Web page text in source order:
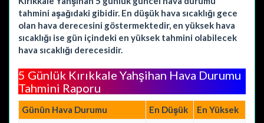
tahmini aşağıdaki gibidir. En düşük hava sıcaklığı gece
olan hava derecesini göstermektedir, en yüksek hava
sıcaklığı ise gün içindeki en yüksek tahmini olabilecek
hava sıcaklığı derecesidir.
5 Günlük Kırıkkale Yahşihan Hava Durumu
Tahmini Raporu
Günün Hava Durumu En Düşük
En Yüksek